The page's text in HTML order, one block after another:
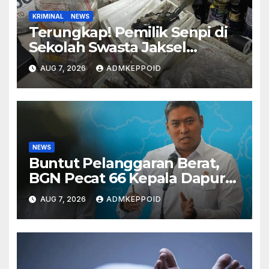
KRIMINAL NEWS
Terungkap! Pemilik Senpi di
Sekolah Swasta Jaksel
Ternyata Direktur
Perusahaan Airsoft Gun
Impor
AUG 7, 2026 ADMKEPPOID
NEWS
Buntut Pelanggaran Berat,
BGN Pecat 66 Kepala Dapur
MBG dan Ungkap Alasannya
AUG 7, 2026 ADMKEPPOID